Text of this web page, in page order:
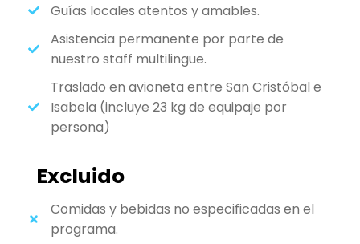
Guías locales atentos y amables.
Asistencia permanente por parte de
nuestro staff multilingue.
Traslado en avioneta entre San Cristóbal e
Isabela (incluye 23 kg de equipaje por
persona)
Excluido
Comidas y bebidas no especificadas en el
programa.